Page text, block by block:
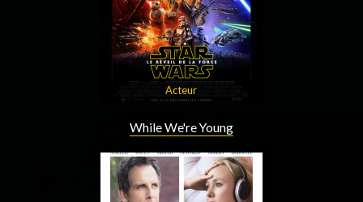
Acteur
While We're Young